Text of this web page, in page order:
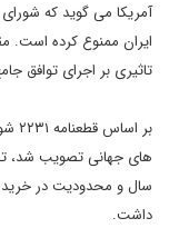
آمریکا می گوید که
ایران ممنوع کرده است.
تاثیری بر اجرای توافق
داشت.